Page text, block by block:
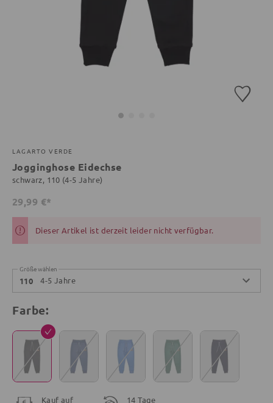
LAGARTO VERDE
Jogginghose Eidechse
schwarz, 110 (4-5 Jahre)
29,99 €*
Dieser Artikel ist derzeit leider nicht verfügbar.
Größe wählen
110 4-5 Jahre
Farbe:
Kauf auf
14 Tage